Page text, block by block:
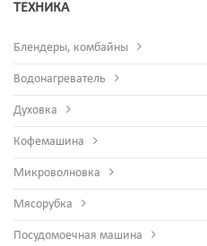
ТЕХНИКА
Блендеры, комбайны
Водонагреватель
Духовка
Кофемашина
Микроволновка
Мясорубка
Посудомоечная машина